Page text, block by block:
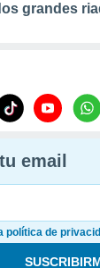
grandes
email
política de